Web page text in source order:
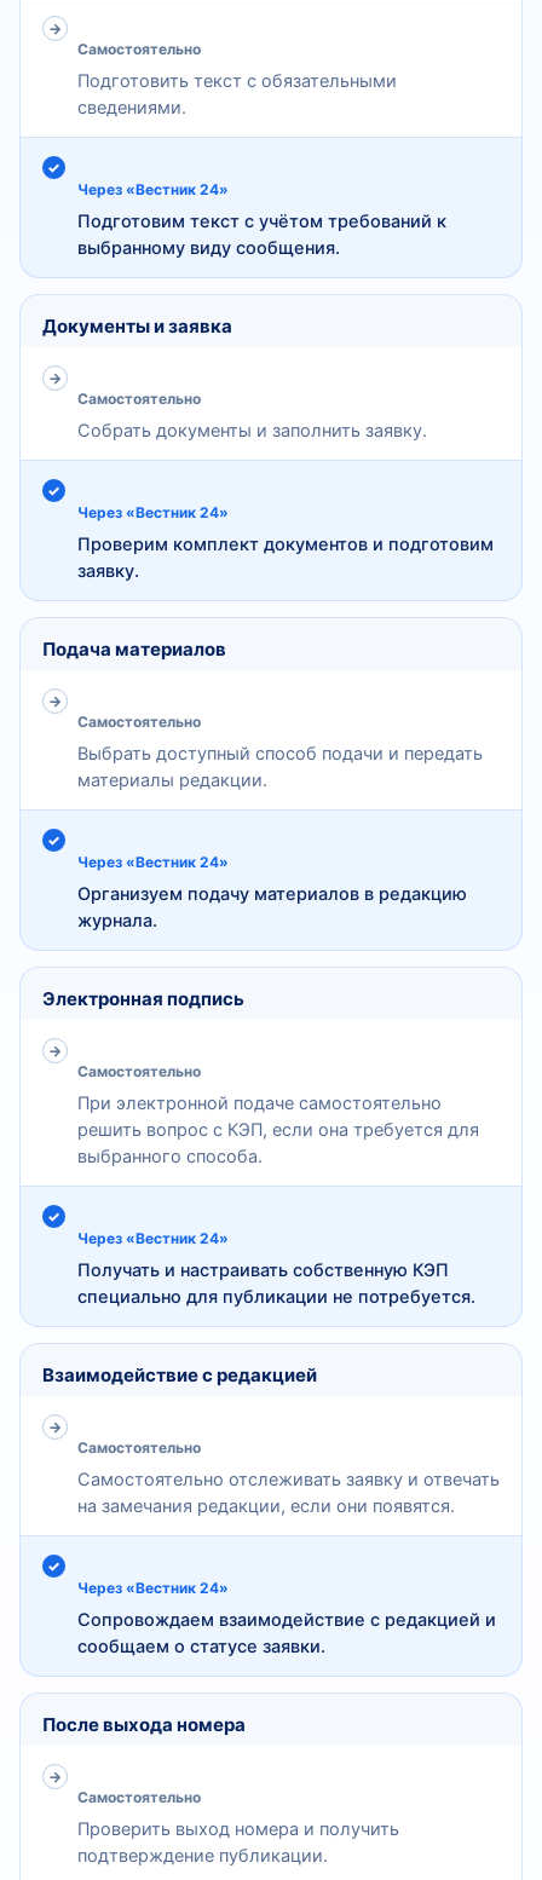
Самостоятельно
Подготовить текст с обязательными
сведениями.
Через «Вестник 24»
Подготовим текст с учётом требований к
выбранному виду сообщения.
Документы и заявка
Самостоятельно
Собрать документы и заполнить заявку.
Через «Вестник 24»
Проверим комплект документов и подготовим
заявку.
Подача материалов
Самостоятельно
Выбрать доступный способ подачи и передать
материалы редакции.
Через «Вестник 24»
Организуем подачу материалов в редакцию
журнала.
Электронная подпись
Самостоятельно
При электронной подаче самостоятельно
решить вопрос с КЭП, если она требуется для
выбранного способа.
Через «Вестник 24»
Получать и настраивать собственную КЭП
специально для публикации не потребуется.
Взаимодействие с редакцией
Самостоятельно
Самостоятельно отслеживать заявку и отвечать
на замечания редакции, если они появятся.
Через «Вестник 24»
Сопровождаем взаимодействие с редакцией и
сообщаем о статусе заявки.
После выхода номера
Самостоятельно
Проверить выход номера и получить
подтверждение публикации.